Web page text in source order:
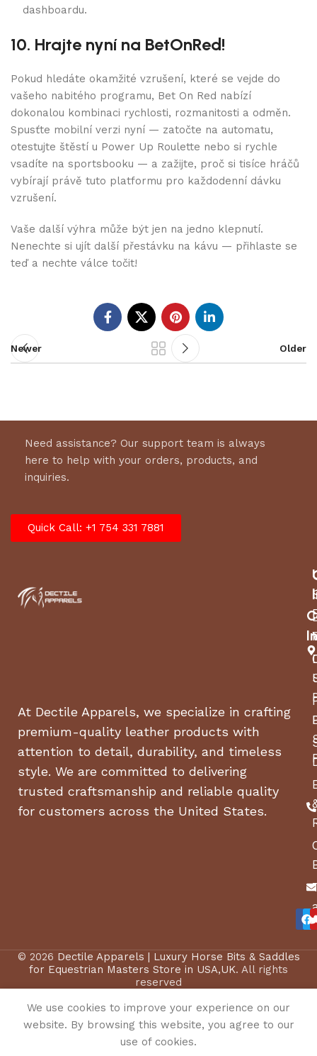
dashboardu.
10. Hrajte nyní na BetOnRed!
Pokud hledáte okamžité vzrušení, které se vejde do
vašeho nabitého programu, Bet On Red nabízí
dokonalou kombinaci rychlosti, rozmanitosti a odměn.
Spusťte mobilní verzi nyní — zatočte na automatu,
otestujte štěstí u Power Up Roulette nebo si rychle
vsadíte na sportsbooku — a zažijte, proč si tisíce hráčů
vybírají právě tuto platformu pro každodenní dávku
vzrušení.
Vaše další výhra může být jen na jedno klepnutí.
Nenechte si ujít další přestávku na kávu — přihlaste se
teď a nechte válce točit!
Newer Older
Need assistance? Our support team is always
here to help with your orders, products, and
inquiries.
Quick Call: +1 754 331 7881
At Dectile Apparels, we specialize in crafting
premium-quality leather products with
attention to detail, durability, and timeless
style. We are committed to delivering
trusted craftsmanship and reliable quality
for customers across the United States.
© 2026 Dectile Apparels | Luxury Horse Bits & Saddles
for Equestrian Masters Store in USA,UK. All rights
reserved
We use cookies to improve your experience on our
website. By browsing this website, you agree to our
use of cookies.